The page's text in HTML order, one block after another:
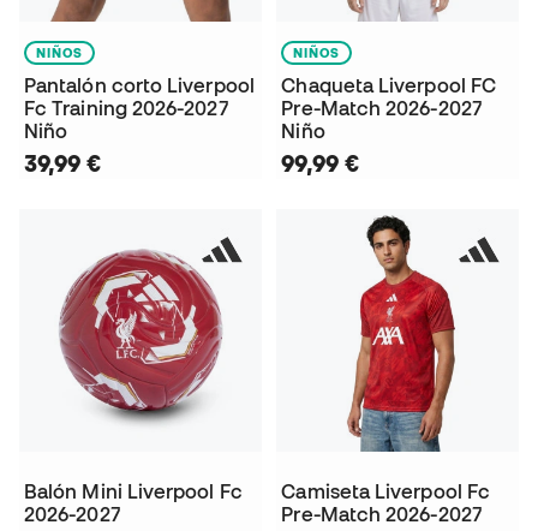
NIÑOS
Pantalón corto Liverpool
Fc Training 2026-2027
Niño
39,99 €
NIÑOS
Chaqueta Liverpool FC
Pre-Match 2026-2027
Niño
99,99 €
Balón Mini Liverpool Fc
2026-2027
Camiseta Liverpool Fc
Pre-Match 2026-2027